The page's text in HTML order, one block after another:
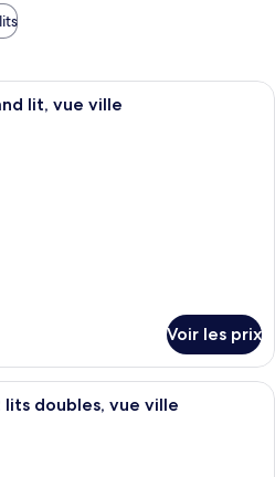
Une salle de bain moderne avec un
lit, vue ville
Voir les prix
Une salle de bain moderne avec un
lits doubles, vue ville